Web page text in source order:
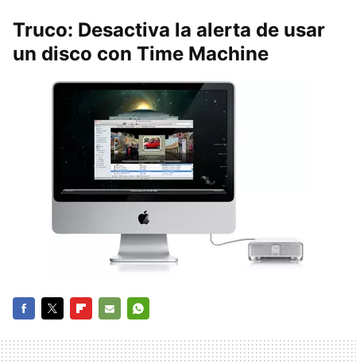
Truco: Desactiva la alerta de usar
un disco con Time Machine
MAIL